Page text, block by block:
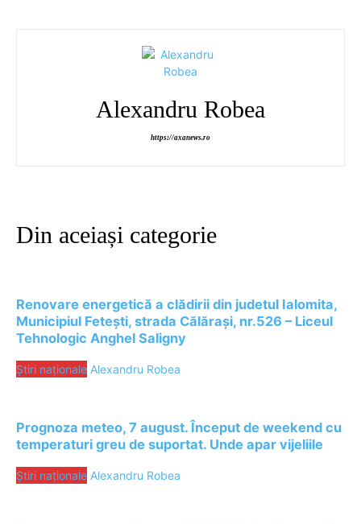
Alexandru Robea
https://axanews.ro
Din aceiași categorie
Renovare energetică a clădirii din judetul Ialomita,
Municipiul Fetești, strada Călărași, nr.526 – Liceul
Tehnologic Anghel Saligny
Știri naționale Alexandru Robea
Prognoza meteo, 7 august. Început de weekend cu
temperaturi greu de suportat. Unde apar vijeliile
Știri naționale Alexandru Robea